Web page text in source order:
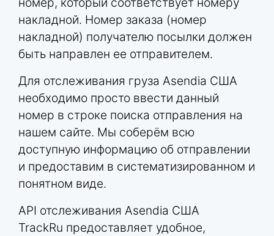
накладной. Номер заказа (номер
накладной) получателю посылки должен
быть направлен ее отправителем.
Для отслеживания груза Asendia США
необходимо просто ввести данный
номер в строке поиска отправления на
нашем сайте. Мы соберём всю
доступную информацию об отправлении
и предоставим в систематизированном и
понятном виде.
API отслеживания Asendia США
TrackRu предоставляет удобное,